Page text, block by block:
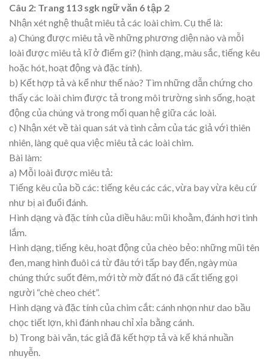
Câu 2: Trang 113 sgk ngữ văn 6 tập 2
Nhận xét nghệ thuật miêu tả các loài chim. Cụ thể là:
a) Chúng được miêu tả về những phương diện nào và mỗi
loài được miêu tả kĩ ở điểm gì? (hình dạng, màu sắc, tiếng kêu
hoặc hót, hoạt động và đặc tính).
b) Kết hợp tả và kể như thế nào? Tìm những dẫn chứng cho
thấy các loài chim được tả trong môi trường sinh sống, hoạt
động của chúng và trong mối quan hệ giữa các loài.
c) Nhận xét về tài quan sát và tình cảm của tác giả với thiên
nhiên, làng quê qua việc miêu tả các loài chim.
Bài làm:
a) Mỗi loài được miêu tả:
Tiếng kêu của bồ các: tiếng kêu các các, vừa bay vừa kêu cứ
như bị ai đuổi đánh.
Hình dạng và đặc tính của diều hâu: mũi khoằm, đánh hơi tinh
lắm.
Hình dạng, tiếng kêu, hoạt động của chèo bẻo: những mũi tên
đen, mang hình đuôi cá từ đâu tới tấp bay đến, ngày mùa
chúng thức suốt đêm, mới tờ mờ đất nó đã cất tiếng gọi
người “chè cheo chét”.
Hình dạng và đặc tính của chim cắt: cánh nhọn như dao bầu
chọc tiết lợn, khi đánh nhau chỉ xỉa bằng cánh.
b) Trong bài văn, tác giả đã kết hợp tả và kể khá nhuần
nhuyễn.